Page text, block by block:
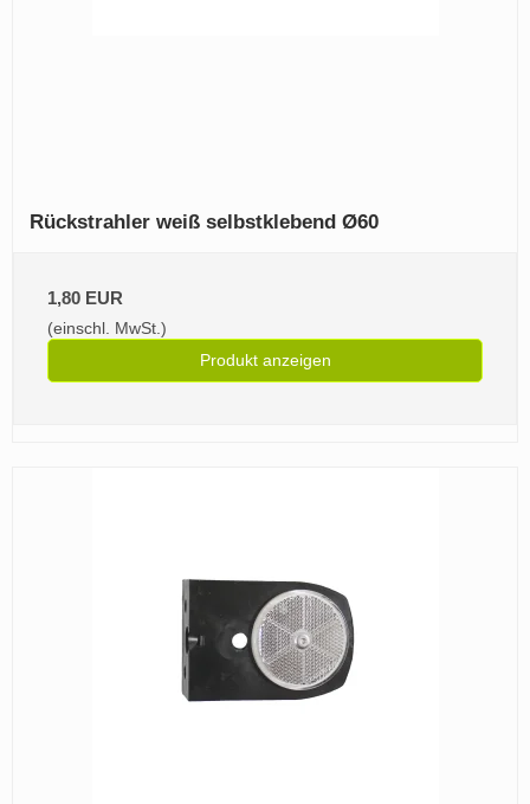
Rückstrahler weiß selbstklebend Ø60
1,80 EUR
(einschl. MwSt.)
Produkt anzeigen